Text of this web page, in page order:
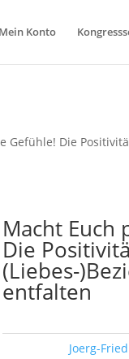
Mein Konto
Gefühle! Die
Macht Euch
Die
(Liebes-
entfalten
Joerg-